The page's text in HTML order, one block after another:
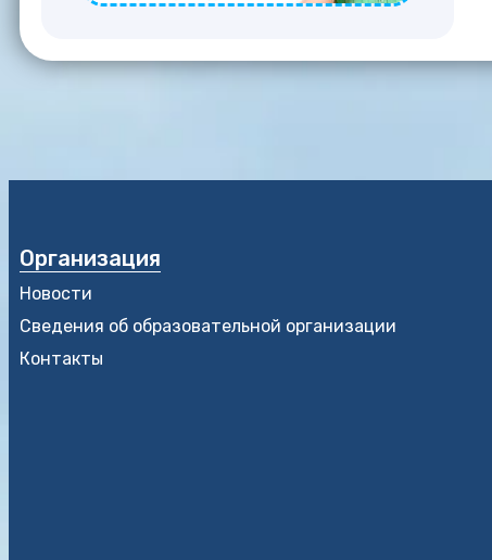
Организация
Новости
Сведения об образовательной организации
Контакты